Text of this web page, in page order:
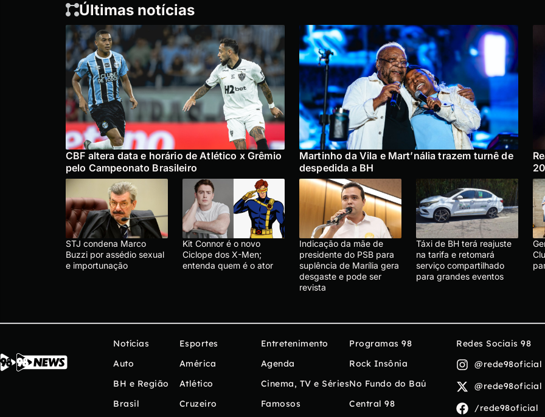
Últimas notícias
CBF altera data e horário de Atlético x Grêmio
pelo Campeonato Brasileiro
Martinho da Vila e Mart’nália trazem turnê de
despedida a BH
STJ condena Marco
Buzzi por assédio sexual
e importunação
Kit Connor é o novo
Ciclope dos X-Men;
entenda quem é o ator
Indicação da mãe de
presidente do PSB para
suplência de Marília gera
desgaste e pode ser
revista
Táxi de BH terá reajuste
na tarifa e retomará
serviço compartilhado
para grandes eventos
Notícias
Auto
BH e Região
Brasil
Esportes
América
Atlético
Cruzeiro
Entretenimento
Agenda
Cinema, TV e Séries
Famosos
Programas 98
Rock Insônia
No Fundo do Baú
Central 98
Redes Sociais 98
@rede98oficial
@rede98oficial
/rede98oficial